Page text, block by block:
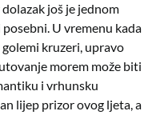
još je jednom
U vremenu kada
kruzeri, upravo
morem može biti
i vrhunsku
lijep prizor ovog ljeta, a